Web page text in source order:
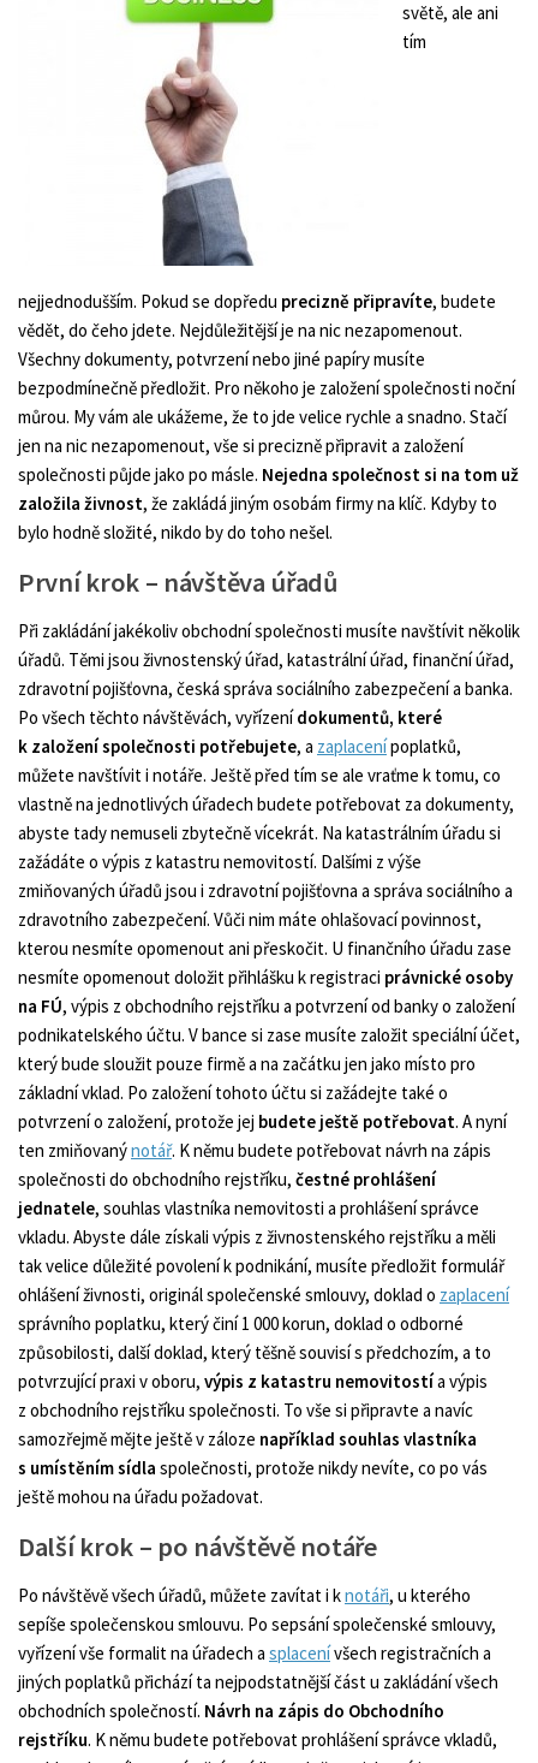
světě, ale ani
tím
nejjednodušším. Pokud se dopředu precizně připravíte, budete
vědět, do čeho jdete. Nejdůležitější je na nic nezapomenout.
Všechny dokumenty, potvrzení nebo jiné papíry musíte
bezpodmínečně předložit. Pro někoho je založení společnosti noční
můrou. My vám ale ukážeme, že to jde velice rychle a snadno. Stačí
jen na nic nezapomenout, vše si precizně připravit a založení
společnosti půjde jako po másle. Nejedna společnost si na tom už
založila živnost, že zakládá jiným osobám firmy na klíč. Kdyby to
bylo hodně složité, nikdo by do toho nešel.
První krok – návštěva úřadů
Při zakládání jakékoliv obchodní společnosti musíte navštívit několik
úřadů. Těmi jsou živnostenský úřad, katastrální úřad, finanční úřad,
zdravotní pojišťovna, česká správa sociálního zabezpečení a banka.
Po všech těchto návštěvách, vyřízenídokumentů, které
k založení společnosti potřebujete, a zaplacenípoplatků,
můžete navštívit i notáře. Ještě před tím se ale vraťme k tomu, co
vlastně na jednotlivých úřadech budete potřebovat za dokumenty,
abyste tady nemuseli zbytečně vícekrát. Na katastrálním úřadu si
zažádáte o výpis z katastru nemovitostí. Dalšími z výše
zmiňovaných úřadů jsou i zdravotní pojišťovna a správa sociálního a
zdravotního zabezpečení. Vůči nim máte ohlašovací povinnost,
kterou nesmíte opomenout ani přeskočit. U finančního úřadu zase
nesmíte opomenout doložit přihlášku k registraci právnické osoby
na FÚ, výpis z obchodního rejstříku a potvrzení od banky o založení
podnikatelského účtu. V bance si zase musíte založit speciální účet,
který bude sloužit pouze firmě a na začátku jen jako místo pro
základní vklad. Po založení tohoto účtu si zažádejte také o
potvrzení o založení, protože jej budete ještě potřebovat. A nyní
ten zmiňovanýnotář. K němu budete potřebovat návrh na zápis
společnosti do obchodního rejstříku, čestné prohlášení
jednatele, souhlas vlastníka nemovitosti a prohlášení správce
vkladu. Abyste dále získali výpis z živnostenského rejstříku a měli
tak velice důležité povolení k podnikání, musíte předložit formulář
ohlášení živnosti, originál společenské smlouvy, doklad o zaplacení
správního poplatku, který činí 1 000 korun, doklad o odborné
způsobilosti, další doklad, který těšně souvisí s předchozím, a to
potvrzující praxi v oboru, výpis z katastru nemovitostía výpis
z obchodního rejstříku společnosti. To vše si připravte a navíc
samozřejmě mějte ještě v záloze například souhlas vlastníka
s umístěním sídla společnosti, protože nikdy nevíte, co po vás
ještě mohou na úřadu požadovat.
Další krok – po návštěvě notáře
Po návštěvě všech úřadů, můžete zavítat i knotáři, u kterého
sepíše společenskou smlouvu. Po sepsání společenské smlouvy,
vyřízení vše formalit na úřadech a splacenívšech registračních a
jiných poplatků přichází ta nejpodstatnější část u zakládání všech
obchodních společností. Návrh na zápis do Obchodního
rejstříku. K němu budete potřebovat prohlášení správce vkladů,